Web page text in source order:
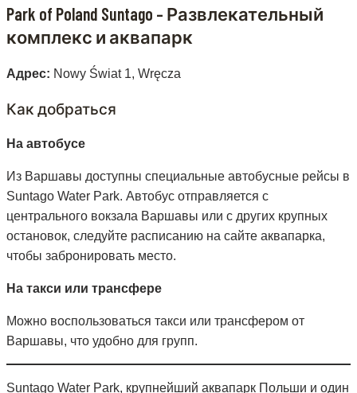
Park of Poland Suntago – Развлекательный
комплекс и аквапарк
Адрес: Nowy Świat 1, Wręcza
Как добраться
На автобусе
Из Варшавы доступны специальные автобусные рейсы в
Suntago Water Park. Автобус отправляется с
центрального вокзала Варшавы или с других крупных
остановок, следуйте расписанию на сайте аквапарка,
чтобы забронировать место.
На такси или трансфере
Можно воспользоваться такси или трансфером от
Варшавы, что удобно для групп.
Suntago Water Park, крупнейший аквапарк Польши и один